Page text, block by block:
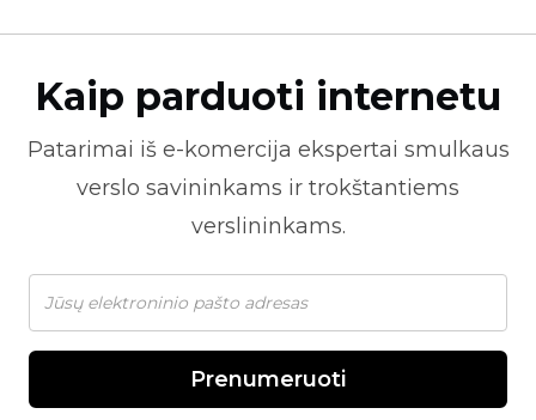
Kaip parduoti internetu
Patarimai iš e-komercija ekspertai smulkaus
verslo savininkams ir trokštantiems
verslininkams.
Prenumeruoti